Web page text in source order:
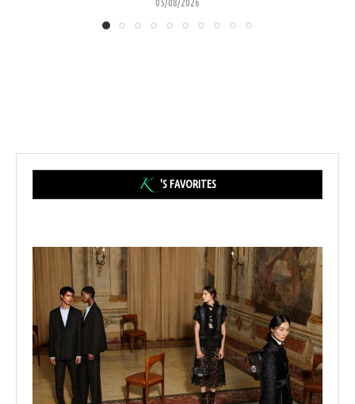
05/08/2026
'S FAVORITES